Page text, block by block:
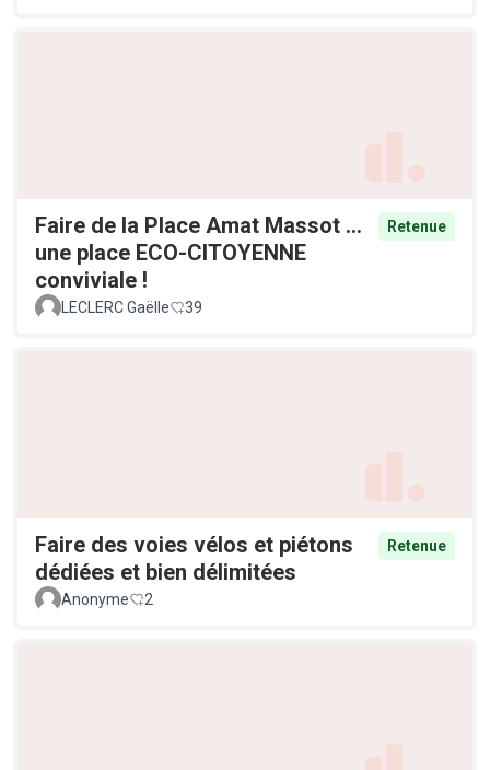
Faire de la Place Amat Massot ...
une place ECO-CITOYENNE
conviviale !
Retenue
LECLERC Gaëlle 39
Faire des voies vélos et piétons
dédiées et bien délimitées
Retenue
Anonyme 2